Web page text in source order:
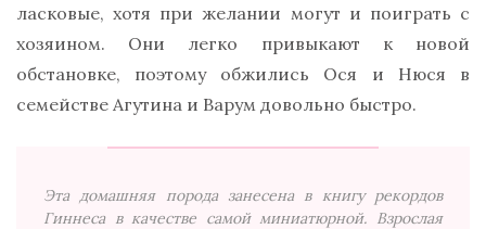
ласковые, хотя при желании могут и поиграть с
хозяином. Они легко привыкают к новой
обстановке, поэтому обжились Ося и Нюся в
семействе Агутина и Варум довольно быстро.
Эта домашняя порода занесена в книгу рекордов
Гиннеса в качестве самой миниатюрной. Взрослая